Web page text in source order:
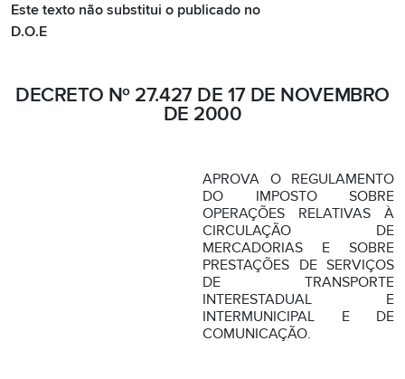
Este texto não substitui o publicado no
D.O.E
DECRETO Nº 27.427 DE 17 DE NOVEMBRO
DE 2000
APROVA O REGULAMENTO
DO IMPOSTO SOBRE
OPERAÇÕES RELATIVAS À
CIRCULAÇÃO DE
MERCADORIAS E SOBRE
PRESTAÇÕES DE SERVIÇOS
DE TRANSPORTE
INTERESTADUAL E
INTERMUNICIPAL E DE
COMUNICAÇÃO.